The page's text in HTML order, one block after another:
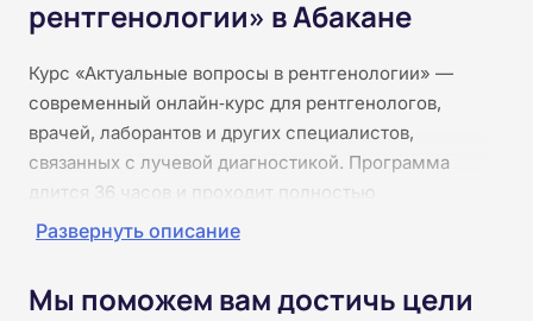
рентгенологии» в Абакане
Курс «Актуальные вопросы в рентгенологии» —
современный онлайн‑курс для рентгенологов,
врачей, лаборантов и других специалистов,
связанных с лучевой диагностикой. Программа
длится 36 часов и проходит полностью
дистанционно. Слушатели изучат современные
радиационной безопасности, дозиметрии и защиты
Развернуть описание
Мы поможем вам достичь цели